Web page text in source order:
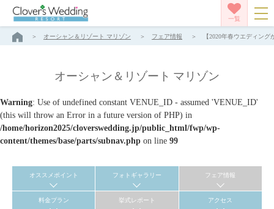
一覧
オーシャン＆リゾート マリゾン フェア情報 【2020年春ウエディン
オーシャン＆リゾート マリゾン
Warning: Use of undefined constant VENUE_ID - assumed 'VENUE_ID'
(this will throw an Error in a future version of PHP) in
/home/horizon2025/cloverswedding.jp/public_html/fwp/wp-
content/themes/base/parts/subnav.php on line 99
オススメポイント フォトギャラリー フェア情報
料金プラン 挙式レポート アクセス